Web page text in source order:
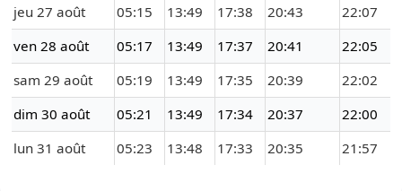
jeu 27 août 05:15 13:49 17:38 20:43
22:07
ven 28 août
05:17 13:49 17:37 20:41
22:05
sam 29 août
05:19 13:49 17:35 20:39
22:02
dim 30 août
05:21 13:49 17:34 20:37
22:00
lun 31 août
05:23 13:48 17:33 20:35 21:57